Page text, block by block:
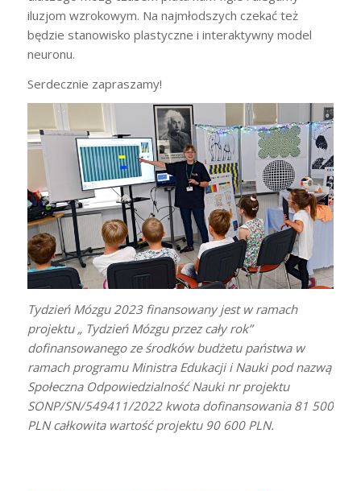
iluzjom wzrokowym. Na najmłodszych czekać też
będzie stanowisko plastyczne i interaktywny model
neuronu.
Serdecznie zapraszamy!
Tydzień Mózgu 2023 finansowany jest w ramach
projektu „ Tydzień Mózgu przez cały rok”
dofinansowanego ze środków budżetu państwa w
ramach programu Ministra Edukacji i Nauki pod nazwą
Społeczna Odpowiedzialność Nauki nr projektu
SONP/SN/549411/2022 kwota dofinansowania 81 500
PLN całkowita wartość projektu 90 600 PLN.